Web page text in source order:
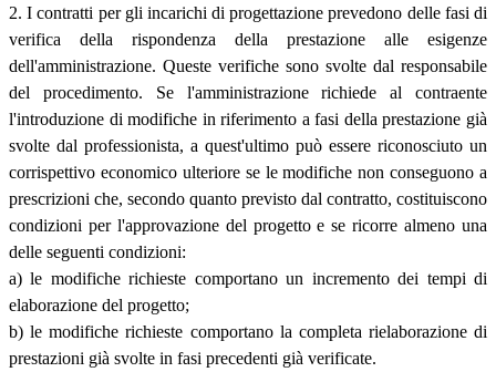
2. I contratti per gli incarichi di progettazione prevedono delle fasi di
verifica della rispondenza della prestazione alle esigenze
dell'amministrazione. Queste verifiche sono svolte dal responsabile
del procedimento. Se l'amministrazione richiede al contraente
l'introduzione di modifiche in riferimento a fasi della prestazione già
svolte dal professionista, a quest'ultimo può essere riconosciuto un
corrispettivo economico ulteriore se le modifiche non conseguono a
prescrizioni che, secondo quanto previsto dal contratto, costituiscono
condizioni per l'approvazione del progetto e se ricorre almeno una
delle seguenti condizioni:
a) le modifiche richieste comportano un incremento dei tempi di
elaborazione del progetto;
b) le modifiche richieste comportano la completa rielaborazione di
prestazioni già svolte in fasi precedenti già verificate.